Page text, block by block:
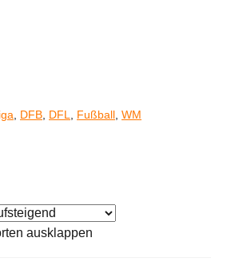
, DFB, DFL, Fußball, WM
ausklappen